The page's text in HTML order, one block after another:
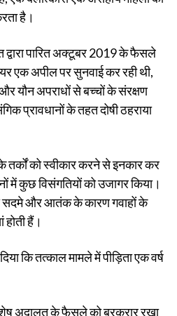
है।
पारित अक्टूबर 2019 के फैसले
एक अपील पर सुनवाई कर रही थी,
यौन अपराधों से बच्चों के संरक्षण
प्रावधानों के तहत दोषी ठहराया
तर्कों को स्वीकार करने से इनकार कर
में कुछ विसंगतियों को उजागर किया।
सदमे और आतंक के कारण गवाहों के
होती हैं।
कि तत्काल मामले में पीड़िता एक वर्ष
अदालत के फैसले को बरकरार रखा